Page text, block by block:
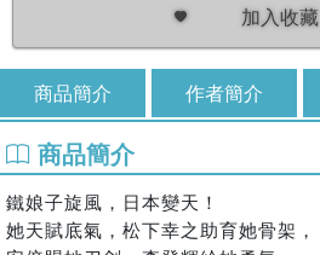
加入收藏
商品簡介 作者簡介
商品簡介
鐵娘子旋風，日本變天！
她天賦底氣，松下幸之助育她骨架，